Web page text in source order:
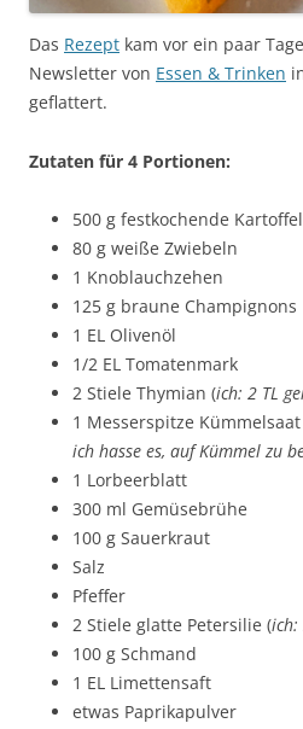
Das Rezept kam vor ein paar
Newsletter von Essen & Trinken
geflattert.
Zutaten für 4 Portionen:
500 g festkochende
80 g weiße Zwiebeln
1 Knoblauchzehen
125 g braune Champignons
1 EL Olivenöl
1/2 EL Tomatenmark
2 Stiele Thymian (ich: 2 TL
1 Messerspitze Kümmelsaat
ich hasse es, auf Kümmel zu
1 Lorbeerblatt
300 ml Gemüsebrühe
100 g Sauerkraut
Salz
Pfeffer
2 Stiele glatte Petersilie (ich:
100 g Schmand
1 EL Limettensaft
etwas Paprikapulver